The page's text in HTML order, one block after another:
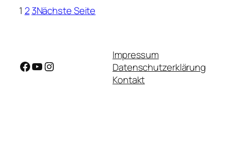
1 2 3Nächste Seite
Facebook YouTube Instagram
Impressum
Datenschutzerklärung
Kontakt